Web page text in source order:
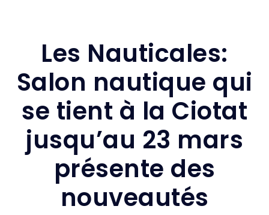
Les Nauticales:
Salon nautique qui
se tient à la Ciotat
jusqu’au 23 mars
présente des
nouveautés